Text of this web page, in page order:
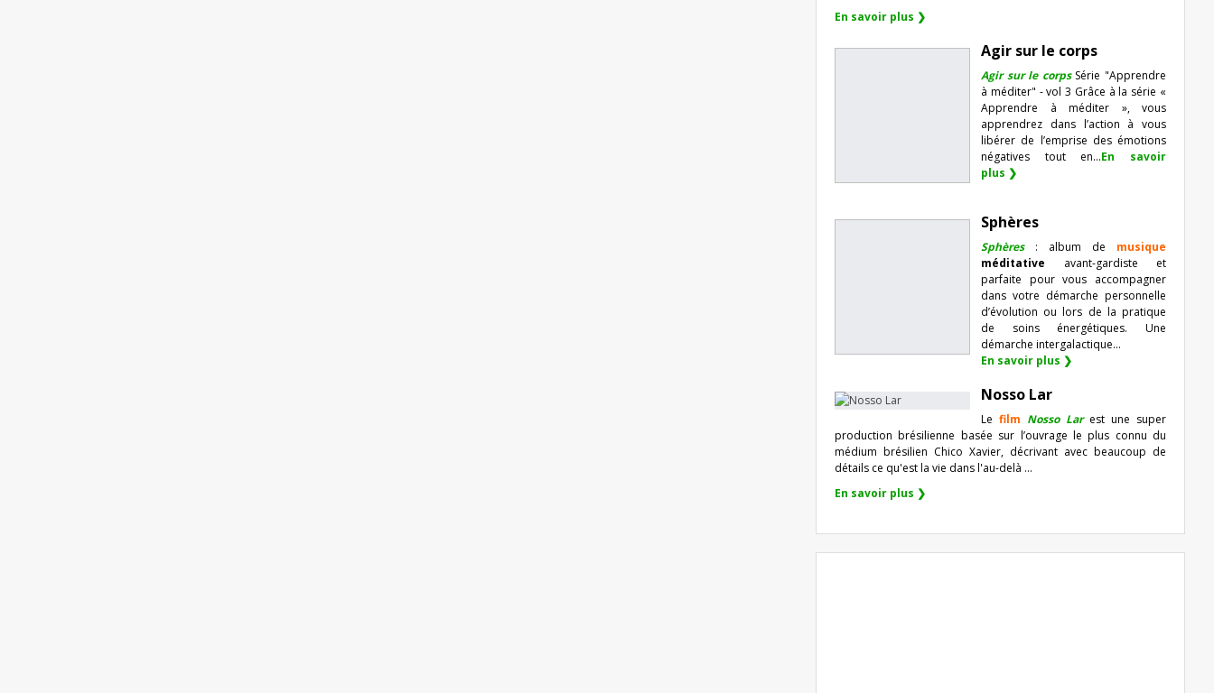
En savoir plus ❯
Agir sur le corps
Agir sur le corpsSérie "Apprendre
à méditer" - vol 3 Grâce à la série «
Apprendre à méditer », vous
apprendrez dans l’action à vous
libérer de l’emprise des émotions
négatives tout en...En savoir
plus ❯
Sphères
Sphères: album de musique
méditative avant-gardiste et
parfaite pour vous accompagner
dans votre démarche personnelle
d’évolution ou lors de la pratique
de soins énergétiques. Une
démarche intergalactique...
En savoir plus ❯
Nosso Lar
Le film Nosso Lar est une super
production brésilienne basée sur l’ouvrage le plus connu du
médium brésilien Chico Xavier, décrivant avec beaucoup de
détails ce qu'est la vie dans l'au-delà ...
En savoir plus ❯